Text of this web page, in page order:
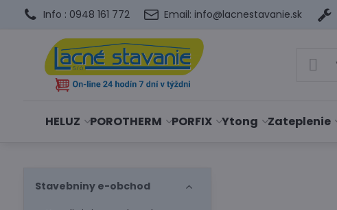
Info : 0948 161 772 Email: info@lacnestavanie.sk
HELUZ POROTHERM PORFIX Ytong Zateplenie
Stavebniny e-obchod